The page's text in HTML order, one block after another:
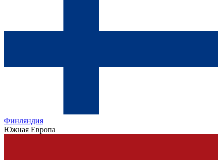
Финляндия
Южная Европа